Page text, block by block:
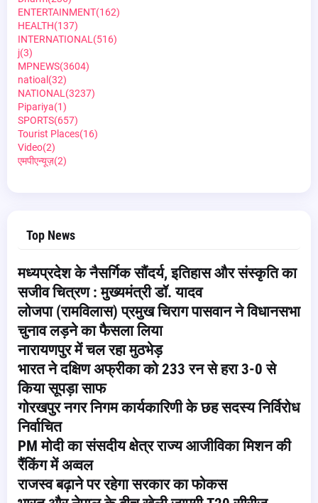
ENTERTAINMENT(162)
HEALTH(137)
INTERNATIONAL (516)
j(3)
MPNEWS(3604)
natioal (32)
NATIONAL (3237)
Pipariya(1)
SPORTS(657)
Tourist Places(16)
Video(2)
एमपीएन्यूज़(2)
Top News
मध्यप्रदेश के नैसर्गिक सौंदर्य, इतिहास और संस्कृति का
सजीव चित्रण : मुख्यमंत्री डॉ. यादव
लोजपा (रामविलास) प्रमुख चिराग पासवान ने विधानसभा
चुनाव लड़ने का फैसला लिया
नारायणपुर में चल रहा मुठभेड़
भारत ने दक्षिण अफ्रीका को 233 रन से हरा 3-0 से
किया सूपड़ा साफ
गोरखपुर नगर निगम कार्यकारिणी के छह सदस्य निर्विरोध
निर्वाचित
PM मोदी का संसदीय क्षेत्र राज्य आजीविका मिशन की
रैंकिंग में अव्वल
राजस्व बढ़ाने पर रहेगा सरकार का फोकस